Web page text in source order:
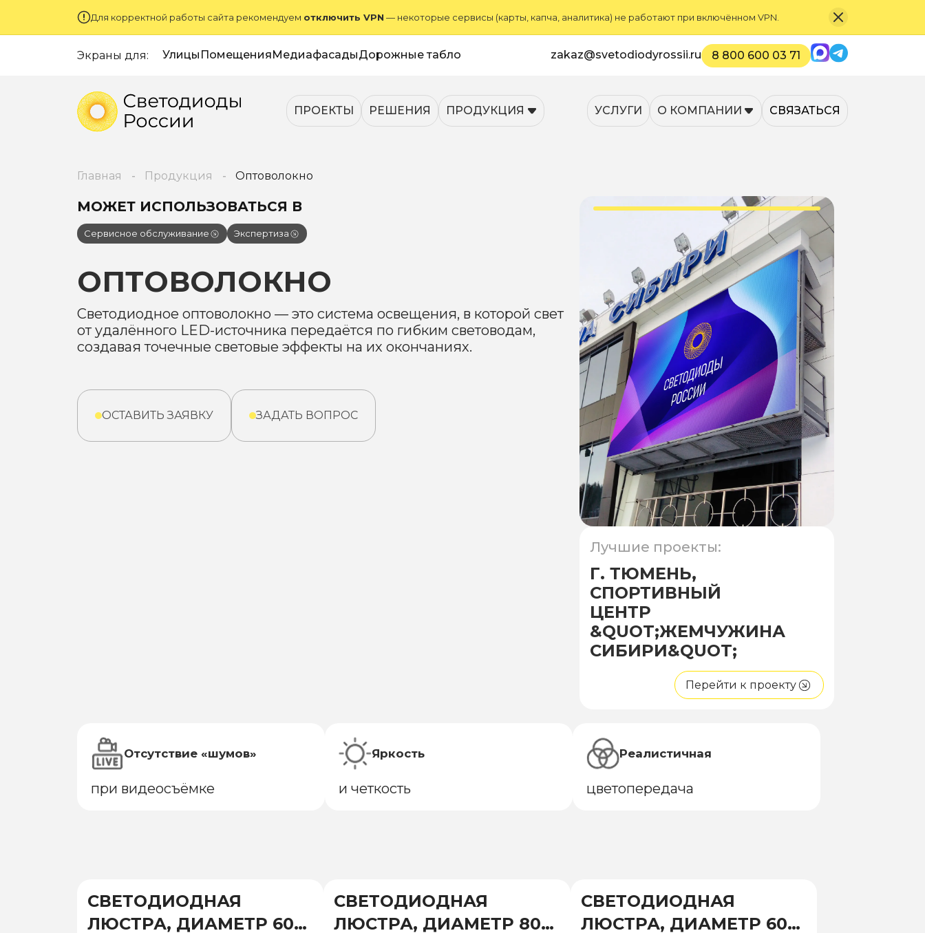
Для корректной работы сайта рекомендуем отключить VPN — некоторые сервисы (карты, капча, аналитика) не работают при включённом VPN.
Экраны для: Улицы ПомещенияМедиафасадыДорожные табло zakaz@svetodiodyrossii.ru 8 800 600 03 71 MaxTelegram
ПРОЕКТЫ РЕШЕНИЯ ПРОДУКЦИЯ УСЛУГИ О КОМПАНИИ СВЯЗАТЬСЯ
Главная Продукция Оптоволокно
МОЖЕТ ИСПОЛЬЗОВАТЬСЯ В
Сервисное обслуживание Экспертиза
ОПТОВОЛОКНО
Светодиодное оптоволокно — это система освещения, в которой свет
от удалённого LED-источника передаётся по гибким световодам,
создавая точечные световые эффекты на их окончаниях.
ОСТАВИТЬ ЗАЯВКУ ЗАДАТЬ ВОПРОС
Лучшие проекты:
Г. ТЮМЕНЬ,
СПОРТИВНЫЙ
ЦЕНТР
&QUOT;ЖЕМЧУЖИНА
СИБИРИ&QUOT;
Перейти к проекту
Отсутствие «шумов»
при видеосъёмке
Яркость
и четкость
Реалистичная
цветопередача
СВЕТОДИОДНАЯ
ЛЮСТРА, ДИАМЕТР 600
СВЕТОДИОДНАЯ
ЛЮСТРА, ДИАМЕТР 800
СВЕТОДИОДНАЯ
ЛЮСТРА, ДИАМЕТР 600